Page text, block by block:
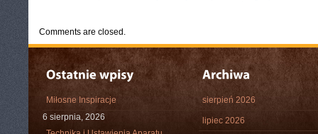
Comments are closed.
Miłosne Inspiracje
6 sierpnia, 2026
sierpień 2026
lipiec 2026